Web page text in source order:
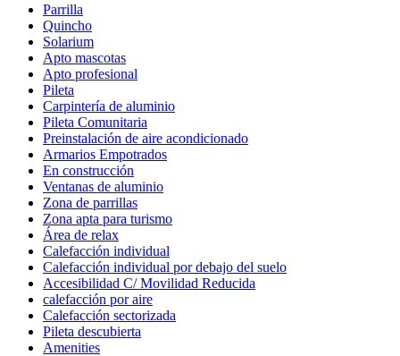
Parrilla
Quincho
Solarium
Apto mascotas
Apto profesional
Pileta
Carpintería de aluminio
Pileta Comunitaria
Preinstalación de aire acondicionado
Armarios Empotrados
En construcción
Ventanas de aluminio
Zona de parrillas
Zona apta para turismo
Área de relax
Calefacción individual
Calefacción individual por debajo del suelo
Accesibilidad C/ Movilidad Reducida
calefacción por aire
Calefacción sectorizada
Pileta descubierta
Amenities